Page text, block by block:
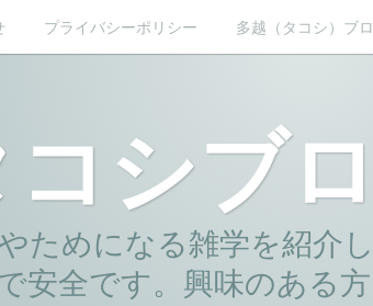
プライバシーポリシー 多越（タコシ）ブ
コシブ
ためになる雑学を紹介
安全です。興味のある